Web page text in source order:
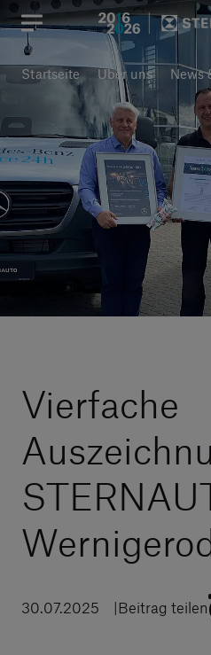
Startseite Über uns News
Vierfache
30.07.2025 Beitrag teilen